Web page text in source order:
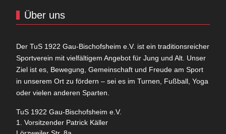
Über uns
Der TuS 1922 Gau-Bischofsheim e.V. ist ein traditionsreicher
Sportverein mit vielfältigem Angebot für Jung und Alt. Unser
Ziel ist es, Bewegung, Gemeinschaft und Freude am Sport
in unserem Ort zu fördern – sei es im Turnen, Fußball, Yoga
oder vielen anderen Sparten.
TuS 1922 Gau-Bischofsheim e.V.
1. Vorsitzender Patrick Käller